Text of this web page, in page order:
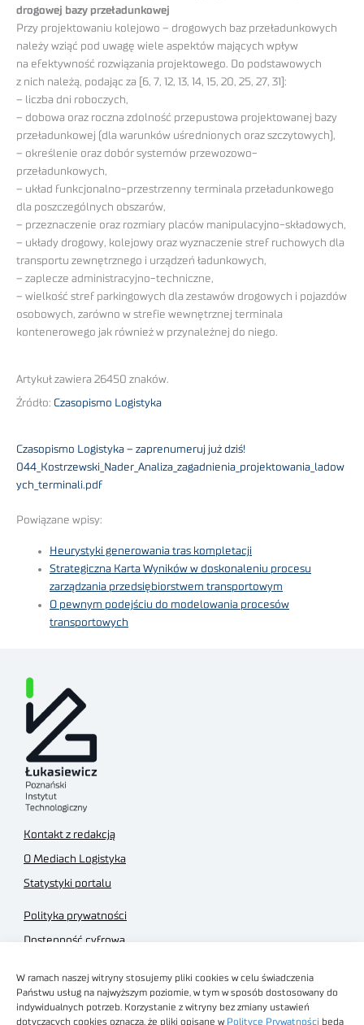
W ramach naszej witryny stosujemy pliki cookies w celu świadczenia
Państwu usług na najwyższym poziomie, w tym w sposób dostosowany do
indywidualnych potrzeb. Korzystanie z witryny bez zmiany ustawień
dotyczących cookies oznacza, że pliki opisane w Polityce Prywatności będą
drogowej bazy przeładunkowej
Przy projektowaniu kolejowo – drogowych baz przeładunkowych
należy wziąć pod uwagę wiele aspektów mających wpływ
na efektywność rozwiązania projektowego. Do podstawowych
z nich należą, podając za [6, 7, 12, 13, 14, 15, 20, 25, 27, 31]:
– liczba dni roboczych,
– dobowa oraz roczna zdolność przepustowa projektowanej bazy
przeładunkowej (dla warunków uśrednionych oraz szczytowych),
– określenie oraz dobór systemów przewozowo-
przeładunkowych,
– układ funkcjonalno-przestrzenny terminala przeładunkowego
dla poszczególnych obszarów,
– przeznaczenie oraz rozmiary placów manipulacyjno-składowych,
– układy drogowy, kolejowy oraz wyznaczenie stref ruchowych dla
transportu zewnętrznego i urządzeń ładunkowych,
– zaplecze administracyjno-techniczne,
– wielkość stref parkingowych dla zestawów drogowych i pojazdów
osobowych, zarówno w strefie wewnętrznej terminala
kontenerowego jak również w przynależnej do niego.
Artykuł zawiera 26450 znaków.
Źródło: Czasopismo Logistyka
Czasopismo Logistyka – zaprenumeruj już dziś!
044_Kostrzewski_Nader_Analiza_zagadnienia_projektowania_ladow
ych_terminali.pdf
Powiązane wpisy:
Heurystyki generowania tras kompletacji
Strategiczna Karta Wyników w doskonaleniu procesu
zarządzania przedsiębiorstwem transportowym
O pewnym podejściu do modelowania procesów
transportowych
Kontakt z redakcją
O Mediach Logistyka
Statystyki portalu
Polityka prywatności
Dostępność cyfrowa
Regulamin sklepu